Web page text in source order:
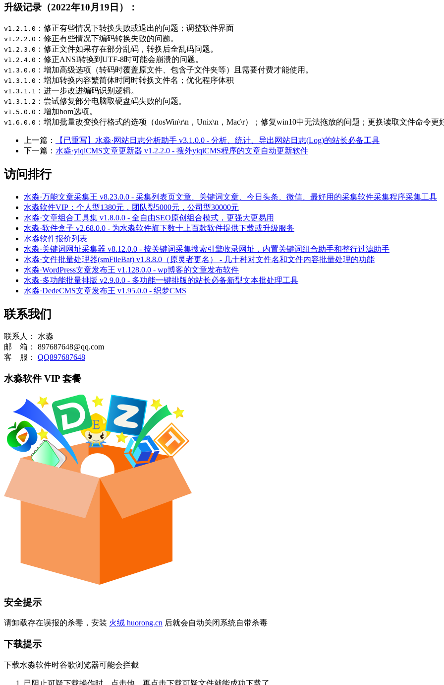
升级记录（2022年10月19日）：
v1.2.1.0 ：修正有些情况下转换失败或退出的问题；调整软件界面
v1.2.2.0 ：修正有些情况下编码转换失败的问题。
v1.2.3.0 ：修正文件如果存在部分乱码，转换后全乱码问题。
v1.2.4.0 ：修正ANSI转换到UTF-8时可能会崩溃的问题。
v1.3.0.0 ：增加高级选项（转码时覆盖原文件、包含子文件夹等）且需要付费才能使用。
v1.3.1.0 ：增加转换内容繁简体时同时转换文件名；优化程序体积
v1.3.1.1 ：进一步改进编码识别逻辑。
v1.3.1.2 ：尝试修复部分电脑取硬盘码失败的问题。
v1.5.0.0 ：增加bom选项。
v1.6.0.0 ：增加批量改变换行格式的选项（dosWin\r\n，Unix\n，Mac\r）；修复win10中无法拖放的问题；更换读取文件命令更
上一篇：
【已重写】水淼·网站日志分析助手 v3.1.0.0 - 分析、统计、导出网站日志(Log)的站长必备工具
下一篇： 水淼·yiqiCMS文章更新器 v1.2.2.0 - 搜外yiqiCMS程序的文章自动更新软件
访问排行
水淼·万能文章采集王 v8.23.0.0 - 采集列表页文章、关键词文章、今日头条、微信、最好用的采集软件采集程序采集工具
水淼软件VIP：个人型1380元，团队型5000元，公司型30000元
水淼·文章组合工具集 v1.8.0.0 - 全自由SEO原创组合模式，更强大更易用
水淼·软件盒子 v2.68.0.0 - 为水淼软件旗下数十上百款软件提供下载或升级服务
水淼软件报价列表
水淼·关键词网址采集器 v8.12.0.0 - 按关键词采集搜索引擎收录网址，内置关键词组合助手和整行过滤助手
水淼·文件批量处理器(smFileBat) v1.8.8.0（原灵者更名） - 几十种对文件名和文件内容批量处理的功能
水淼·WordPress文章发布王 v1.128.0.0 - wp博客的文章发布软件
水淼·多功能批量排版 v2.9.0.0 - 多功能一键排版的站长必备新型文本批处理工具
水淼·DedeCMS文章发布王 v1.95.0.0 - 织梦CMS
联系我们
联系人：
水淼
邮 箱：
897687648@qq.com
客 服：
QQ897687648
水淼软件 VIP 套餐
安全提示
请卸载存在误报的杀毒，安装 火绒 huorong.cn 后就会自动关闭系统自带杀毒
下载提示
下载水淼软件时谷歌浏览器可能会拦截
已阻止可疑下载操作时，点击他，再点击下载可疑文件就能成功下载了。